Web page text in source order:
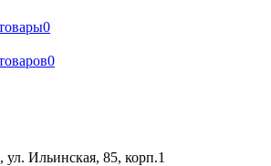
0
0
Ильинская, 85, корп.1